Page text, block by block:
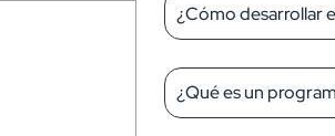
¿Cómo desarrollar
¿Qué es un